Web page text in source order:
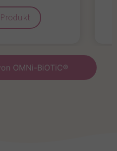
OMNi-BiOTiC®